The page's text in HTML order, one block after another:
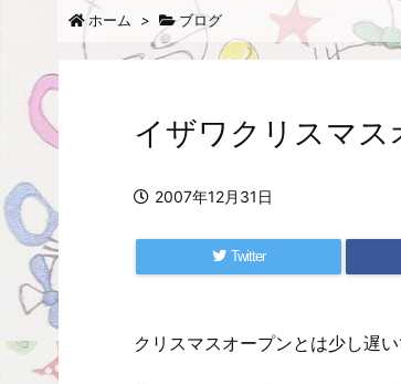
ホーム > ブログ
イザワクリスマス
2007年12月31日
Twitter
クリスマスオープンとは少し遅